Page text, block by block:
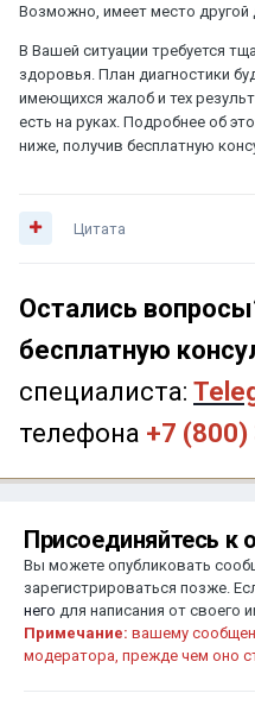
Возможно, имеет место другой
В Вашей ситуации требуется
здоровья. План диагностики
имеющихся жалоб и тех
есть на руках. Подробнее об
ниже, получив бесплатную
Цитата
Остались
бесплатную
специалиста:
телефона +7
Присоединяйтесь к
Вы можете опубликовать
зарегистрироваться позже.
него для написания от своего
Примечание: вашему
модератора, прежде чем оно